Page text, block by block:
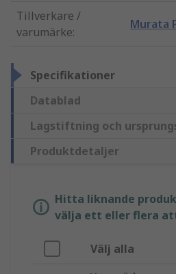
Tillverkare /
varumärke:
Murata
Specifikationer
Datablad
Lagstiftning och
Produktdetaljer
Hitta liknande
välja ett eller flera
Välj alla